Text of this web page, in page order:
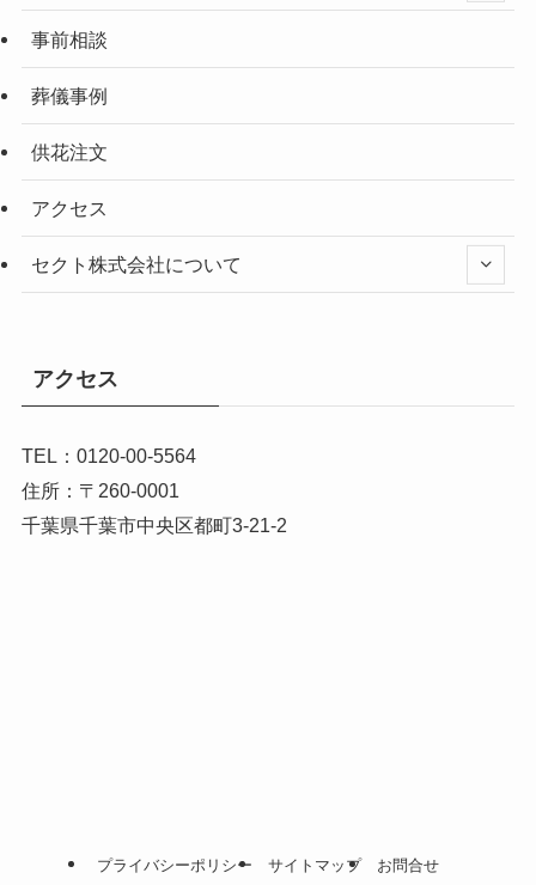
事前相談
葬儀事例
供花注文
アクセス
セクト株式会社について
アクセス
TEL：0120-00-5564
住所：〒260-0001
千葉県千葉市中央区都町3-21-2
プライバシーポリシー サイトマップ お問合せ